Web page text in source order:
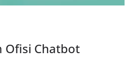
Ofisi Chatbot